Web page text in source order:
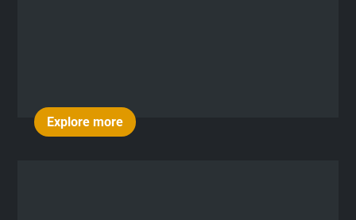
Explore more